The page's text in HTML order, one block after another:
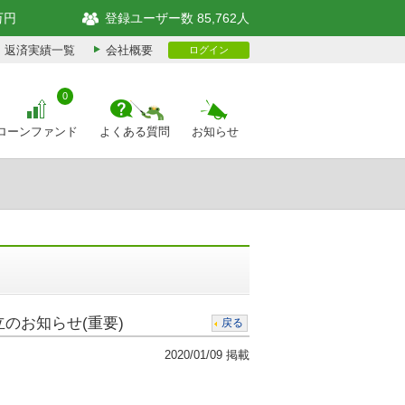
円 登録ユーザー数 85,762人
返済実績一覧 会社概要 ログイン
ーンファンド
0
よくある質問 お知らせ
のお知らせ(重要) 戻る
2020/01/09 掲載